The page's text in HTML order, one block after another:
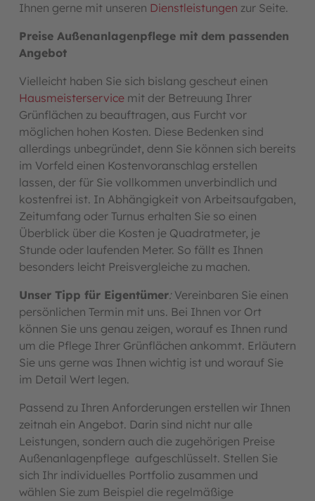
Ihnen gerne mit unseren Dienstleistungen zur Seite.
Preise Außenanlagenpflege mit dem passenden
Angebot
Vielleicht haben Sie sich bislang gescheut einen
Hausmeisterservicemit der Betreuung Ihrer
Grünflächen zu beauftragen, aus Furcht vor
möglichen hohen Kosten. Diese Bedenken sind
allerdings unbegründet, denn Sie können sich bereits
im Vorfeld einen Kostenvoranschlag erstellen
lassen, der für Sie vollkommen unverbindlich und
kostenfrei ist. In Abhängigkeit von Arbeitsaufgaben,
Zeitumfang oder Turnus erhalten Sie so einen
Überblick über die Kosten je Quadratmeter, je
Stunde oder laufenden Meter. So fällt es Ihnen
besonders leicht Preisvergleiche zu machen.
Unser Tipp für Eigentümer:Vereinbaren Sie einen
persönlichen Termin mit uns. Bei Ihnen vor Ort
können Sie uns genau zeigen, worauf es Ihnen rund
um die Pflege Ihrer Grünflächen ankommt. Erläutern
Sie uns gerne was Ihnen wichtig ist und worauf Sie
im Detail Wert legen.
Passend zu Ihren Anforderungen erstellen wir Ihnen
zeitnah ein Angebot. Darin sind nicht nur alle
Leistungen, sondern auch die zugehörigen Preise
Außenanlagenpflege aufgeschlüsselt. Stellen Sie
sich Ihr individuelles Portfolio zusammen und
wählen Sie zum Beispiel die regelmäßige